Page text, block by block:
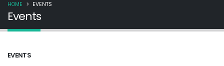
Events
HOME EVENTS
EVENTS